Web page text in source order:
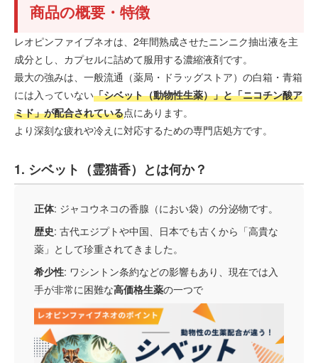
商品の概要・特徴
レオピンファイブネオは、2年間熟成させたニンニク抽出液を主
成分とし、カプセルに詰めて服用する濃縮液剤です。
最大の強みは、一般流通（薬局・ドラッグストア）の白箱・青箱
には入っていない「シベット（動物性生薬）」と「ニコチン酸ア
ミド」が配合されている点にあります。
より深刻な疲れや冷えに対応するための専門店処方です。
1. シベット（霊猫香）とは何か？
正体: ジャコウネコの香腺（におい袋）の分泌物です。
歴史: 古代エジプトや中国、日本でも古くから「高貴な
薬」として珍重されてきました。
希少性: ワシントン条約などの影響もあり、現在では入
手が非常に困難な高価格生薬の一つで